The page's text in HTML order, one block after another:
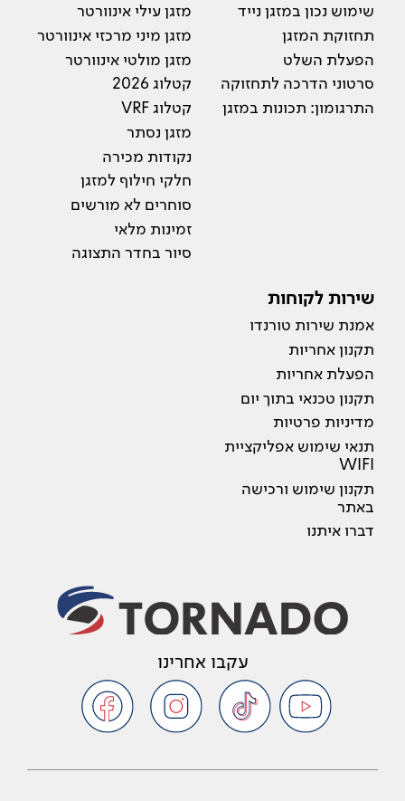
שימוש נכון במזגן נייד
תחזוקת המזגן
הפעלת השלט
סרטוני הדרכה לתחזוקה
התרגומון: תכונות במזגן
מזגן עילי אינוורטר
מזגן מיני מרכזי אינוורטר
מזגן מולטי אינוורטר
קטלוג 2026
קטלוג VRF
מזגן נסתר
נקודות מכירה
חלקי חילוף למזגן
סוחרים לא מורשים
זמינות מלאי
סיור בחדר התצוגה
שירות לקוחות
אמנת שירות טורנדו
תקנון אחריות
הפעלת אחריות
תקנון טכנאי בתוך יום
מדיניות פרטיות
תנאי שימוש אפליקציית
WIFI
תקנון שימוש ורכישה
באתר
דברו איתנו
עקבו אחרינו